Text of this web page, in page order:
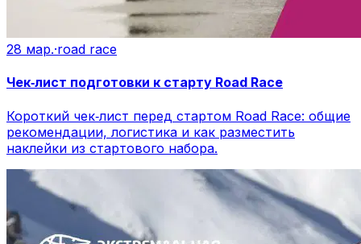
28 мар.·road race
Чек‑лист подготовки к старту Road Race
Короткий чек‑лист перед стартом Road Race: общие
рекомендации, логистика и как разместить
наклейки из стартового набора.